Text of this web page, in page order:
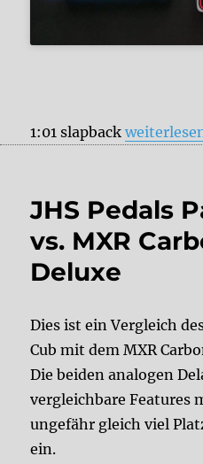
1:01 slapback„JHS
JHS Pedals
vs. MXR
Deluxe
Dies ist ein Vergleich
Cub mit dem MXR
Die beiden analogen
vergleichbare Features
ungefähr gleich viel
ein.